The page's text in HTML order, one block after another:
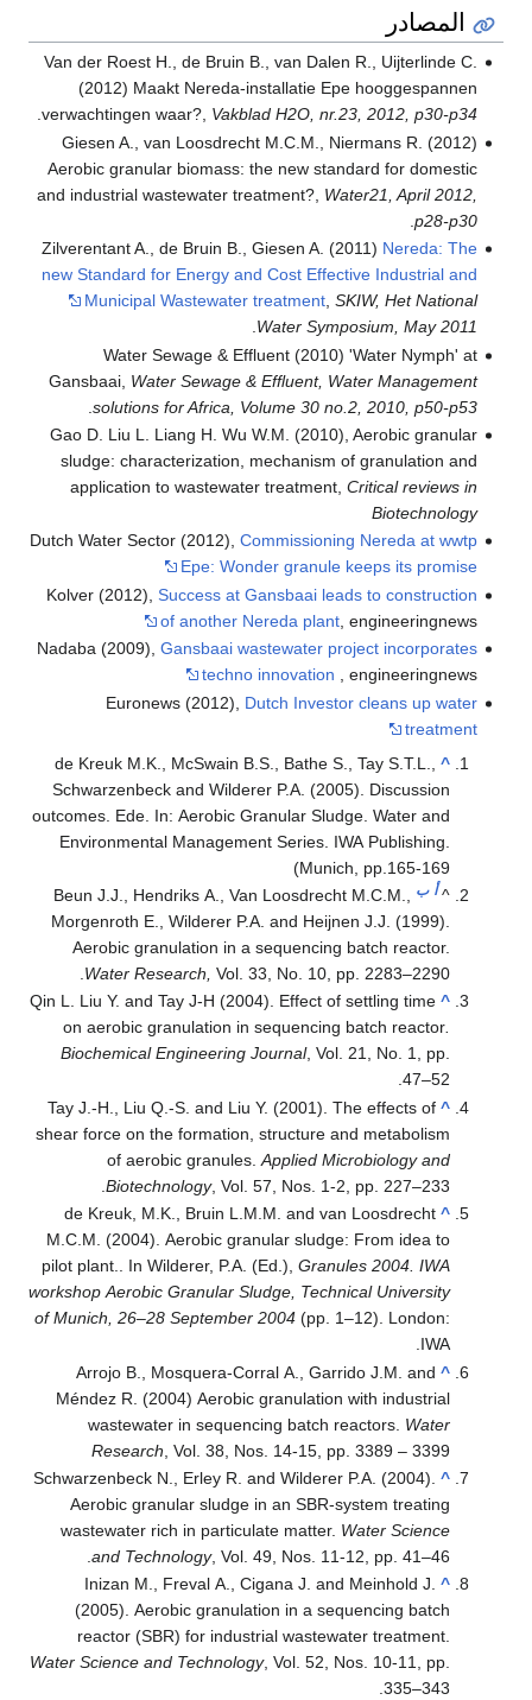
المصادر
Van der Roest H., de Bruin B., van Dalen R., Uijterlinde C.
(2012) Maakt Nereda-installatie Epe hooggespannen
verwachtingen waar?, Vakblad H2O, nr.23, 2012, p30-p34
.
Giesen A., van Loosdrecht M.C.M., Niermans R. (2012)
Aerobic granular biomass: the new standard for domestic
and industrial wastewater treatment?, Water21, April 2012,
p28-p30
Zilverentant A., de Bruin B., Giesen A. (2011) Nereda: The
new Standard for Energy and Cost Effective Industrial and
Municipal Wastewater treatment, SKIW, Het National
Water Symposium, May 2011
.
Water Sewage & Effluent (2010) 'Water Nymph' at
Gansbaai, Water Sewage & Effluent, Water Management
solutions for Africa, Volume 30 no.2, 2010, p50-p53
Gao D. Liu L. Liang H. Wu W.M. (2010), Aerobic granular
sludge: characterization, mechanism of granulation and
application to wastewater treatment, Critical reviews in
Biotechnology
Dutch Water Sector (2012), Commissioning Nereda at wwtp
Epe: Wonder granule keeps its promise
Kolver (2012), Success at Gansbaai leads to construction
of another Nereda plant, engineeringnews
Nadaba (2009), Gansbaai wastewater project incorporates
techno innovation
, engineeringnews
Euronews (2012), Dutch Investor cleans up water
treatment
^
de Kreuk M.K., McSwain B.S., Bathe S., Tay S.T.L.,
Schwarzenbeck and Wilderer P.A. (2005). Discussion
outcomes. Ede. In: Aerobic Granular Sludge. Water and
Environmental Management Series. IWA Publishing.
Munich, pp.165-169)
^أ ب
Beun J.J., Hendriks A., Van Loosdrecht M.C.M.,
Morgenroth E., Wilderer P.A. and Heijnen J.J. (1999).
Aerobic granulation in a sequencing batch reactor.
Water Research,
Vol. 33, No. 10, pp. 2283–2290.
^
Qin L. Liu Y. and Tay J-H (2004). Effect of settling time
on aerobic granulation in sequencing batch reactor.
Biochemical Engineering Journal, Vol. 21, No. 1, pp.
47–52.
^
Tay J.-H., Liu Q.-S. and Liu Y. (2001). The effects of
shear force on the formation, structure and metabolism
of aerobic granules.Applied Microbiology and
Biotechnology, Vol. 57, Nos. 1-2, pp. 227–233.
^
de Kreuk, M.K., Bruin L.M.M. and van Loosdrecht
M.C.M. (2004). Aerobic granular sludge: From idea to
pilot plant.. In Wilderer, P.A. (Ed.),Granules 2004. IWA
workshop Aerobic Granular Sludge, Technical University
of Munich, 26–28 September 2004(pp. 1–12). London:
IWA.
^
Arrojo B., Mosquera-Corral A., Garrido J.M. and
Méndez R. (2004) Aerobic granulation with industrial
wastewater in sequencing batch reactors. Water
Research , Vol. 38, Nos. 14-15, pp. 3389 – 3399
^
Schwarzenbeck N., Erley R. and Wilderer P.A. (2004).
Aerobic granular sludge in an SBR-system treating
wastewater rich in particulate matter. Water Science
and Technology, Vol. 49, Nos. 11-12, pp. 41–46.
^
Inizan M., Freval A., Cigana J. and Meinhold J.
(2005). Aerobic granulation in a sequencing batch
reactor (SBR) for industrial wastewater treatment.
Water Science and Technology, Vol. 52, Nos. 10-11, pp.
335–343.